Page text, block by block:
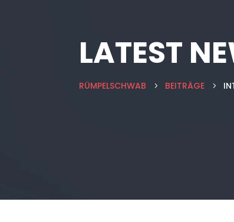
LATEST
RÜMPELSCHWAB 5 BEITRÄGE 5